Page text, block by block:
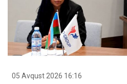
05 Avqust 2026 16:16